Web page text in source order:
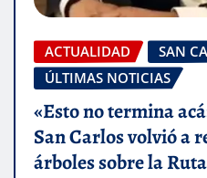
ACTUALIDAD
SAN
ÚLTIMAS NOTICIAS
«Esto no termina
San Carlos volvió a
árboles sobre la Ruta